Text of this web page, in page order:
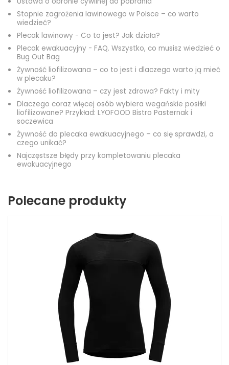
Stopnie zagrożenia lawinowego w Polsce – co warto
wiedzieć?
Plecak lawinowy - Co to jest? Jak działa?
Plecak ewakuacyjny - FAQ. Wszystko, co musisz wiedzieć o
Bug Out Bag
Żywność liofilizowana – co to jest i dlaczego warto ją mieć
w plecaku?
Żywność liofilizowana – czy jest zdrowa? Fakty i mity
Dlaczego coraz więcej osób wybiera wegańskie posiłki
liofilizowane? Przykład: LYOFOOD Bistro Pasternak i
soczewica
Żywność do plecaka ewakuacyjnego – co się sprawdzi, a
czego unikać?
Najczęstsze błędy przy kompletowaniu plecaka
ewakuacyjnego
Polecane produkty